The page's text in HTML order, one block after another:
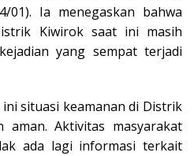
01). Ia menegaskan bahwa
Kiwirok saat ini masih
yang sempat terjadi
situasi keamanan di Distrik
aman. Aktivitas masyarakat
ada lagi informasi terkait